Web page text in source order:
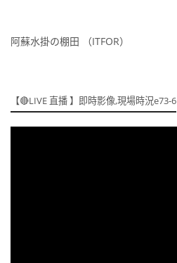
阿蘇水掛の棚田 （ITFOR）
【🔴LIVE 直播 】即時影像,現場時況e73-6